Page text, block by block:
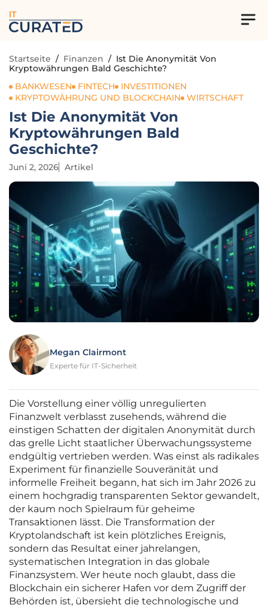
IT
Startseite / Finanzen / Ist Die Anonymität Von
Kryptowährungen Bald Geschichte?
BANKWESEN
FINTECH
INVESTITIONEN
KRYPTOWÄHRUNG UND BLOCKCHAIN
WIRTSCHAFT
Ist Die Anonymität Von
Kryptowährungen Bald
Geschichte?
Juni 2, 2026 Artikel
Megan Clairmont
Experte für IT-Sicherheit
Die Vorstellung einer völlig unregulierten
Finanzwelt verblasst zusehends, während die
einstigen Schatten der digitalen Anonymität durch
das grelle Licht staatlicher Überwachungssysteme
endgültig vertrieben werden. Was einst als radikales
Experiment für finanzielle Souveränität und
informelle Freiheit begann, hat sich im Jahr 2026 zu
einem hochgradig transparenten Sektor gewandelt,
der kaum noch Spielraum für geheime
Transaktionen lässt. Die Transformation der
Kryptolandschaft ist kein plötzliches Ereignis,
sondern das Resultat einer jahrelangen,
systematischen Integration in das globale
Finanzsystem. Wer heute noch glaubt, dass die
Blockchain ein sicherer Hafen vor dem Zugriff der
Behörden ist, übersieht die technologische und